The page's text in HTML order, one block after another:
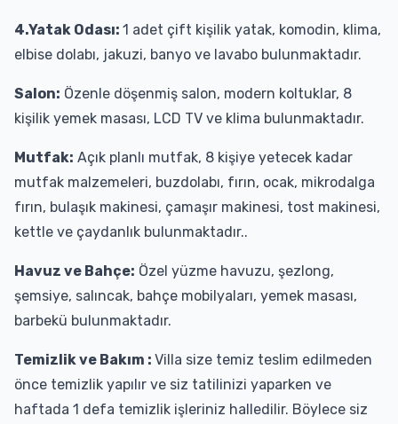
4.Yatak Odası: 1 adet çift kişilik yatak, komodin, klima,
elbise dolabı, jakuzi, banyo ve lavabo bulunmaktadır.
Salon: Özenle döşenmiş salon, modern koltuklar, 8
kişilik yemek masası, LCD TV ve klima bulunmaktadır.
Mutfak: Açık planlı mutfak, 8 kişiye yetecek kadar
mutfak malzemeleri, buzdolabı, fırın, ocak, mikrodalga
fırın, bulaşık makinesi, çamaşır makinesi, tost makinesi,
kettle ve çaydanlık bulunmaktadır..
Havuz ve Bahçe: Özel yüzme havuzu, şezlong,
şemsiye, salıncak, bahçe mobilyaları, yemek masası,
barbekü bulunmaktadır.
Temizlik ve Bakım : Villa size temiz teslim edilmeden
önce temizlik yapılır ve siz tatilinizi yaparken ve
haftada 1 defa temizlik işleriniz halledilir. Böylece siz